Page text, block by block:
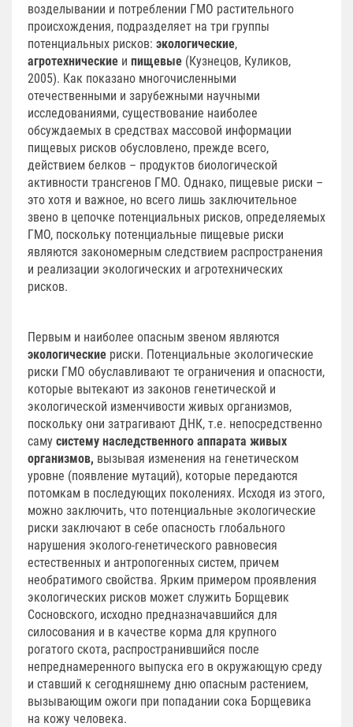
возделывании и потреблении ГМО растительного
происхождения, подразделяет на три группы
потенциальных рисков: экологические,
агротехнические и пищевые (Кузнецов, Куликов,
2005). Как показано многочисленными
отечественными и зарубежными научными
исследованиями, существование наиболее
обсуждаемых в средствах массовой информации
пищевых рисков обусловлено, прежде всего,
действием белков – продуктов биологической
активности трансгенов ГМО. Однако, пищевые риски –
это хотя и важное, но всего лишь заключительное
звено в цепочке потенциальных рисков, определяемых
ГМО, поскольку потенциальные пищевые риски
являются закономерным следствием распространения
и реализации экологических и агротехнических
рисков.
Первым и наиболее опасным звеном являются
экологические риски. Потенциальные экологические
риски ГМО обуславливают те ограничения и опасности,
которые вытекают из законов генетической и
экологической изменчивости живых организмов,
поскольку они затрагивают ДНК, т.е. непосредственно
саму систему наследственного аппарата живых
организмов, вызывая изменения на генетическом
уровне (появление мутаций), которые передаются
потомкам в последующих поколениях. Исходя из этого,
можно заключить, что потенциальные экологические
риски заключают в себе опасность глобального
нарушения эколого-генетического равновесия
естественных и антропогенных систем, причем
необратимого свойства. Ярким примером проявления
экологических рисков может служить Борщевик
Сосновского, исходно предназначавшийся для
силосования и в качестве корма для крупного
рогатого скота, распространившийся после
непреднамеренного выпуска его в окружающую среду
и ставший к сегодняшнему дню опасным растением,
вызывающим ожоги при попадании сока Борщевика
на кожу человека.